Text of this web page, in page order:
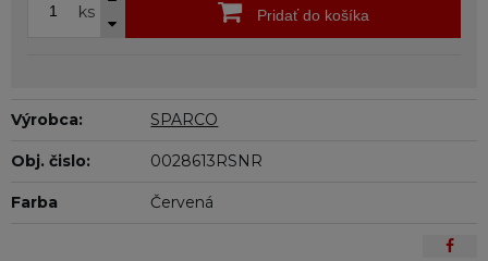
ks Pridať do košíka
Výrobca: SPARCO
Obj. čislo: 0028613RSNR
Farba Červená